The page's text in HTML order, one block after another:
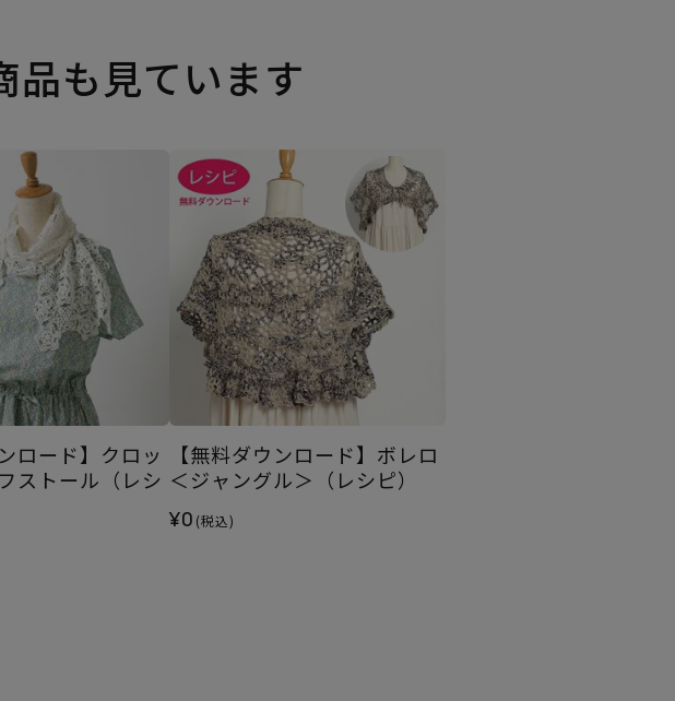
品も見ています
ロード】クロッ
ストール（レシ
【無料ダウンロード】ボレロ
＜ジャングル＞（レシピ）
¥0 (税込)